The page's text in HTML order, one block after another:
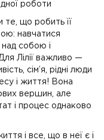
роботи
що робить її
навчатися
собою і
Лілії важливо —
сім’я, рідні люди
і життя! Вона
вершин, але
і процес однаково
і все, що в неї є і